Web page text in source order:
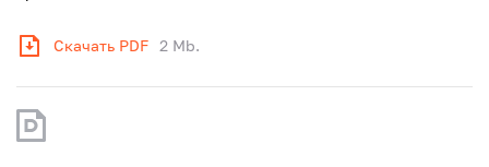
Скачать PDF 2 Mb.